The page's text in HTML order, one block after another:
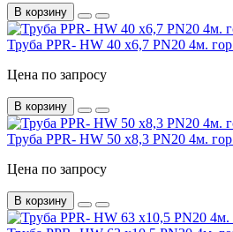
В корзину
Труба PPR- HW 40 х6,7 PN20 4м.
Цена по запросу
В корзину
Труба PPR- HW 50 х8,3 PN20 4м.
Цена по запросу
В корзину